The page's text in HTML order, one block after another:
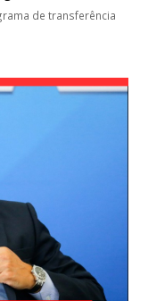
de transferência